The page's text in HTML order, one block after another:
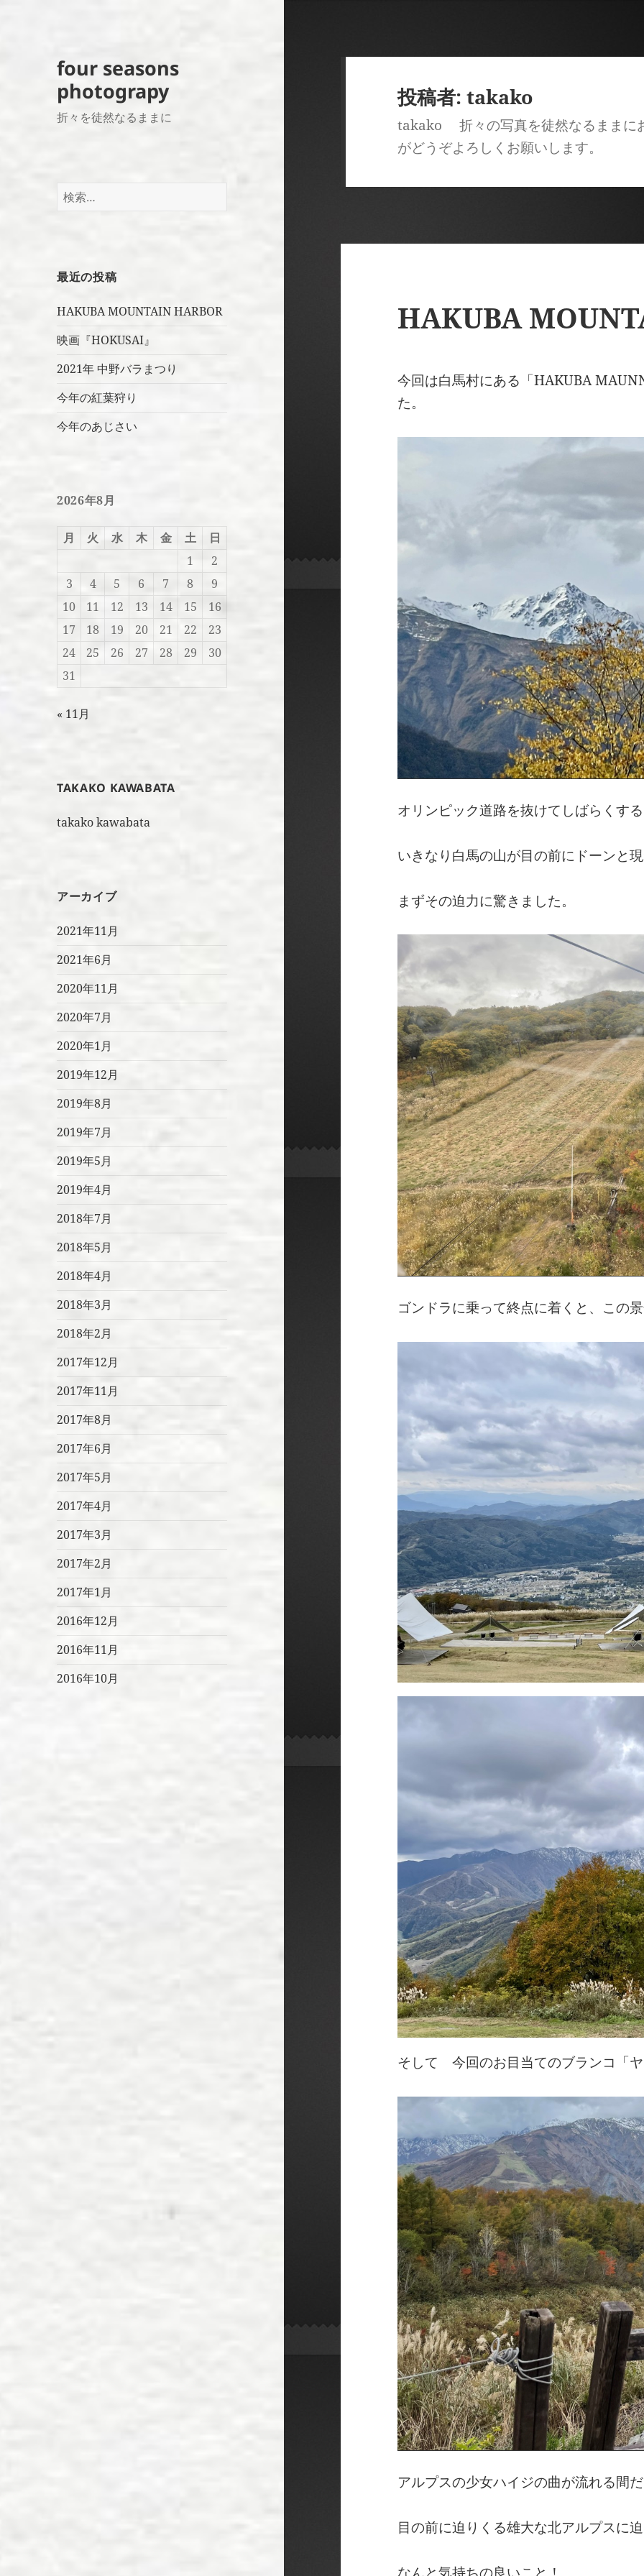
four seasons
photograpy
折々を徒然なるままに
検
索:
最近の投稿
HAKUBA MOUNTAIN HARBOR
映画『HOKUSAI』
2021年 中野バラまつり
今年の紅葉狩り
今年のあじさい
2026年8月
月 火 水 木 金 土
日
1
2
3
4 5 6 7 8
9
10
11 12 13 14 15
16
17
18 19 20 21 22
23
24
25 26 27 28 29
30
31
« 11月
TAKAKO KAWABATA
takako kawabata
アーカイブ
2021年11月
2021年6月
2020年11月
2020年7月
2020年1月
2019年12月
2019年8月
2019年7月
2019年5月
2019年4月
2018年7月
2018年5月
2018年4月
2018年3月
2018年2月
2017年12月
2017年11月
2017年8月
2017年6月
2017年5月
2017年4月
2017年3月
2017年2月
2017年1月
2016年12月
2016年11月
2016年10月
投稿者:takako
takako 折々の写真を徒然なるままに
がどうぞよろしくお願いします。
HAKUBA
今回は白馬村にある「HAKUBA
た。
オリンピック道路を抜けてしばらくす
いきなり白馬の山が目の前にドーンと
まずその迫力に驚きました。
ゴンドラに乗って終点に着くと、この
そして 今回のお目当てのブランコ「
アルプスの少女ハイジの曲が流れる間
目の前に迫りくる雄大な北アルプスに